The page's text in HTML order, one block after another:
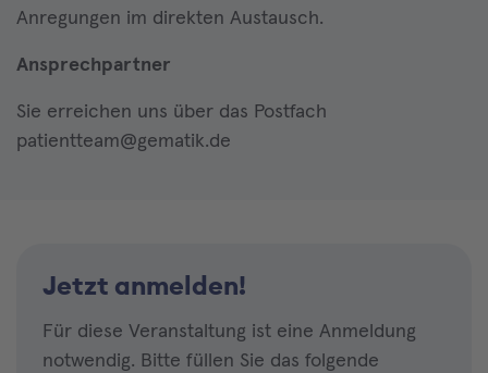
Anregungen im direkten Austausch.
Ansprechpartner
Sie erreichen uns über das Postfach
patientteam@gematik.de
Jetzt anmelden!
Für diese Veranstaltung ist eine Anmeldung
notwendig. Bitte füllen Sie das folgende